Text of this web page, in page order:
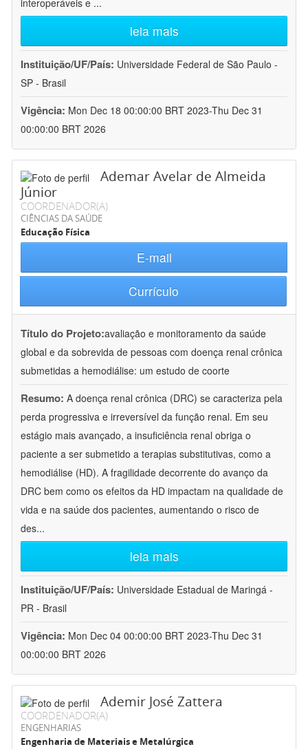
interoperáveis e ...
leia mais
Instituição/UF/País: Universidade Federal de São Paulo -
SP - Brasil
Vigência: Mon Dec 18 00:00:00 BRT 2023-Thu Dec 31
00:00:00 BRT 2026
Ademar Avelar de Almeida
Júnior
COORDENADOR(A)
CIÊNCIAS DA SAÚDE
Educação Física
E-mail
Currículo
Título do Projeto:avaliação e monitoramento da saúde
global e da sobrevida de pessoas com doença renal crônica
submetidas a hemodiálise: um estudo de coorte
Resumo: A doença renal crônica (DRC) se caracteriza pela
perda progressiva e irreversível da função renal. Em seu
estágio mais avançado, a insuficiência renal obriga o
paciente a ser submetido a terapias substitutivas, como a
hemodiálise (HD). A fragilidade decorrente do avanço da
DRC bem como os efeitos da HD impactam na qualidade de
vida e na saúde dos pacientes, aumentando o risco de
des...
leia mais
Instituição/UF/País: Universidade Estadual de Maringá -
PR - Brasil
Vigência: Mon Dec 04 00:00:00 BRT 2023-Thu Dec 31
00:00:00 BRT 2026
Ademir José Zattera
COORDENADOR(A)
ENGENHARIAS
Engenharia de Materiais e Metalúrgica